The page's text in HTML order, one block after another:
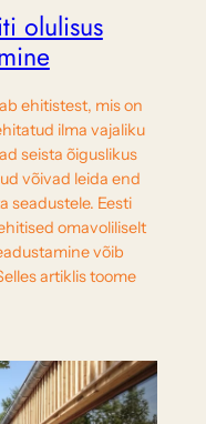
olulisus
ehitistest, mis on
ilma vajaliku
seista õiguslikus
võivad leida end
seadustele. Eesti
omavoliliselt
võib
artiklis toome